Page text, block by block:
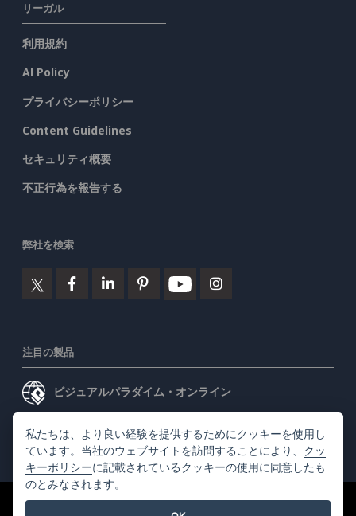
リーガル
利用規約
AI Policy
プライバシーポリシー
Content Guidelines
セキュリティ概要
不正行為を報告する
弊社を検索
注目の製品
ビジュアルパラダイム・オンライン
ビジュアルパラダイムデスクトップ
©2026 by Visual Paradigm. 全ての権利を有する
私たちは、より良い経験を提供するためにクッキーを使用し
ています。当社のウェブサイトを訪問することにより、 クッ
キーポリシーに記載されているクッキーの使用に同意したも
のとみなされます。